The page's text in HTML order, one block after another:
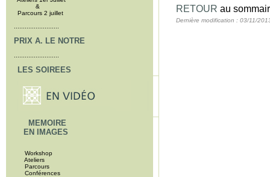
&
Parcours 2 juillet
PRIX A. LE NOTRE
LES SOIREES
MEMOIRE
EN IMAGES
Workshop
Ateliers
Parcours
Conférences
RETOUR au
Dernière modification : 03/11/